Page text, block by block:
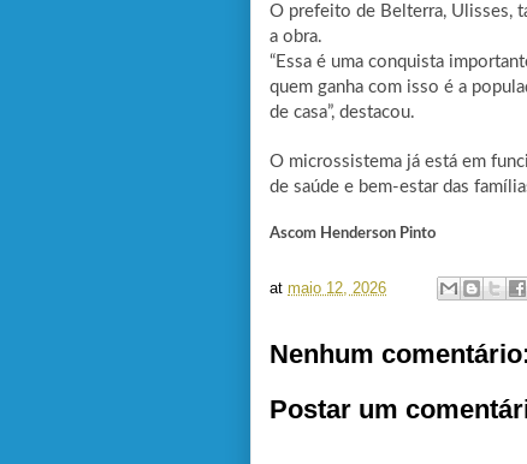
O prefeito de Belterra, Ulisses,
a obra.
“Essa é uma conquista
quem ganha com isso é a
de casa”, destacou.
O microssistema já está em
de saúde e bem-estar das
Ascom Henderson Pinto
at maio 12, 2026
Nenhum
Postar um